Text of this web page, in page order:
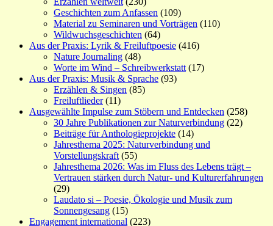
Geschichten zum Anfassen (109)
Material zu Seminaren und Vorträgen (110)
Wildwuchsgeschichten (64)
Aus der Praxis: Lyrik & Freiluftpoesie (416)
Nature Journaling (48)
Worte im Wind – Schreibwerkstatt (17)
Aus der Praxis: Musik & Sprache (93)
Erzählen & Singen (85)
Freiluftlieder(11)
Ausgewählte Impulse zum Stöbern und Entdecken (258)
30 Jahre Publikationen zur Naturverbindung (22)
Beiträge für Anthologieprojekte (14)
Jahresthema 2025: Naturverbindung und
Vorstellungskraft (55)
Jahresthema 2026: Was im Fluss des Lebens trägt –
Vertrauen stärken durch Natur- und Kulturerfahrungen
(29)
Laudato si – Poesie, Ökologie und Musik zum
Sonnengesang (15)
Engagement international (223)